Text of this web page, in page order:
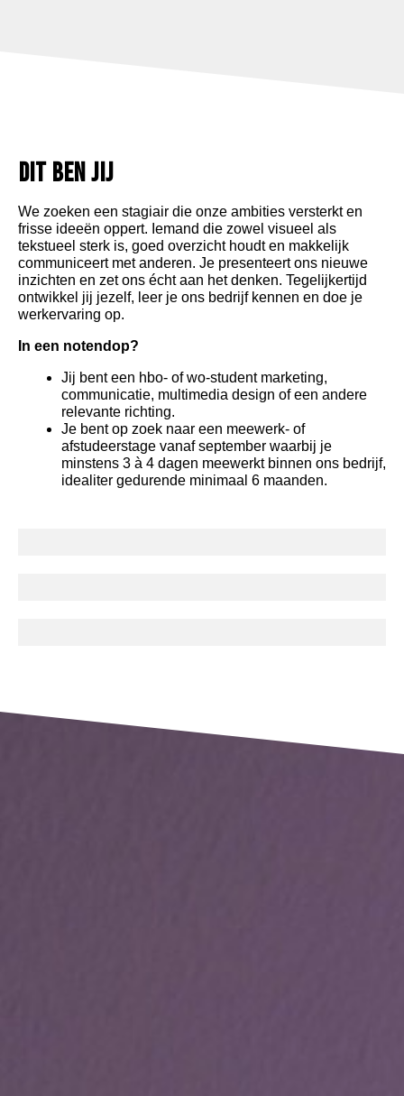
Dit ben jij
We zoeken een stagiair die onze ambities versterkt en
frisse ideeën oppert. Iemand die zowel visueel als
tekstueel sterk is, goed overzicht houdt en makkelijk
communiceert met anderen. Je presenteert ons nieuwe
inzichten en zet ons écht aan het denken. Tegelijkertijd
ontwikkel jij jezelf, leer je ons bedrijf kennen en doe je
werkervaring op.
In een notendop?
Jij bent een hbo- of wo-student marketing,
communicatie, multimedia design of een andere
relevante richting.
Je bent op zoek naar een meewerk- of
afstudeerstage vanaf september waarbij je
minstens 3 à 4 dagen meewerkt binnen ons bedrijf,
idealiter gedurende minimaal 6 maanden.